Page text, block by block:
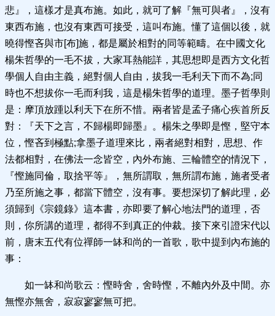
悲』，這樣才是真布施。如此，就可了解『無可與者』，沒有
東西布施，也沒有東西可接受，這叫布施。懂了這個以後，就
曉得慳吝與市[布]施，都是屬於相對的同等範疇。在中國文化
楊朱哲學的一毛不拔，大家耳熱能詳，其思想即是西方文化哲
學個人自由主義，絕對個人自由，拔我一毛利天下而不為;同
時也不想拔你一毛而利我，這是楊朱哲學的道理。墨子哲學則
是：摩頂放踵以利天下在所不惜。兩者皆是孟子痛心疾首所反
對：『天下之言，不歸楊即歸墨』。楊朱之學即是慳，堅守本
位，慳吝到極點;拿墨子道理來比，兩者絕對相對，思想、作
法都相對，在佛法一念皆空，內外布施、三輪體空的情況下，
『慳施同倫，取捨平等』，無所謂取，無所謂布施，施者受者
乃至所施之事，都當下體空，沒有事。要想深切了解此理，必
須歸到《宗鏡錄》這本書，亦即要了解心地法門的道理，否
則，你所講的道理，都得不到真正的仲裁。接下來引證宋代以
前，唐末五代有位禪師一缽和尚的一首歌，歌中提到內布施的
事：
如一缽和尚歌云：慳時舍，舍時慳，不離內外及中間。亦
無慳亦無舍，寂寂寥寥無可把。